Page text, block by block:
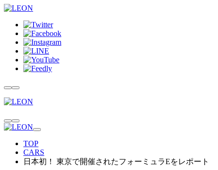
TOP
CARS
日本初！ 東京で開催されたフォーミュラEをレポート